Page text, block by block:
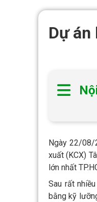
Dự án
Ngày 22/08/
xuất (KCX)
lớn nhất
Sau rất
bằng kỹ